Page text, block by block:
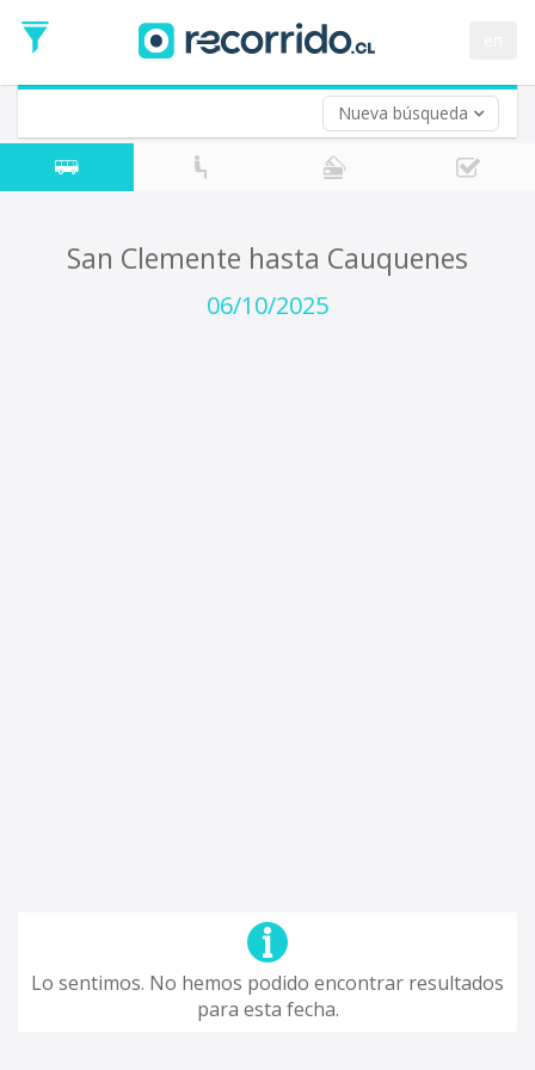
Nueva búsqueda
de
Ida
Vuelta (opcional)
Fecha
de
San Clemente hasta Cauquenes
06/10/2025
Lo sentimos. No hemos podido encontrar resultados
para esta fecha.